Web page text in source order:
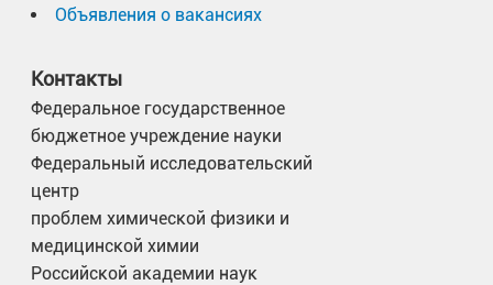
Объявления о вакансиях
Контакты
Федеральное государственное
бюджетное учреждение науки
Федеральный исследовательский
центр
проблем химической физики и
медицинской химии
Российской академии наук